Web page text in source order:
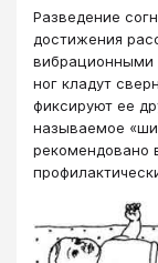
Разведение
достижения
вибрационными
ног кладут
фиксируют ее
называемое
рекомендовано